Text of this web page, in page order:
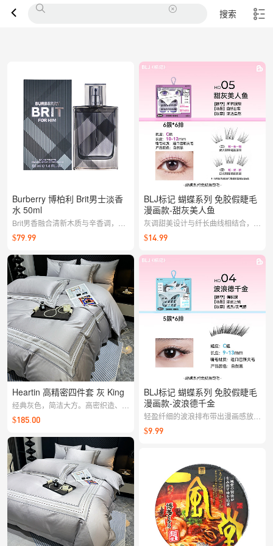
搜索
Burberry 博柏利 Brit男士淡香
水 50ml
Brit男香融合清新木质与辛香调，英
伦绅士气息拿捏得当，通勤与休闲场
合都低调耐闻，轻松提升仪式感。
$79.99
Heartin 高精密四件套 灰 King
经典灰色，简洁大方。高密织造、亲
肤细腻，搭配性强，助你打造清爽有
序的卧室质感。
$185.00
BLJ标记 蝴蝶系列 免胶假睫毛
漫画款-甜灰美人鱼
灰调甜美设计与纤长曲线相结合，提
升眼神的清澈与层次；免胶自粘更省
心，日常与拍照都能轻松出片。
$14.99
BLJ标记 蝴蝶系列 免胶假睫毛
漫画款-波浪德千金
轻盈纤细的波浪排布带出漫画感放大
双眼的效果；免胶自粘佩戴便捷，甜
美俏皮的妆容一贴即成。
$9.99